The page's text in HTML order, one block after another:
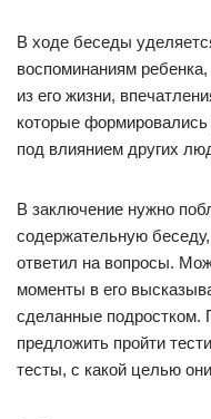
В ходе беседы
воспоминаниям
из его жизни,
которые формировались
под влиянием других
В заключение нужно
содержательную
ответил на вопросы.
моменты в его
сделанные подростком.
предложить пройти
тесты, с какой целью